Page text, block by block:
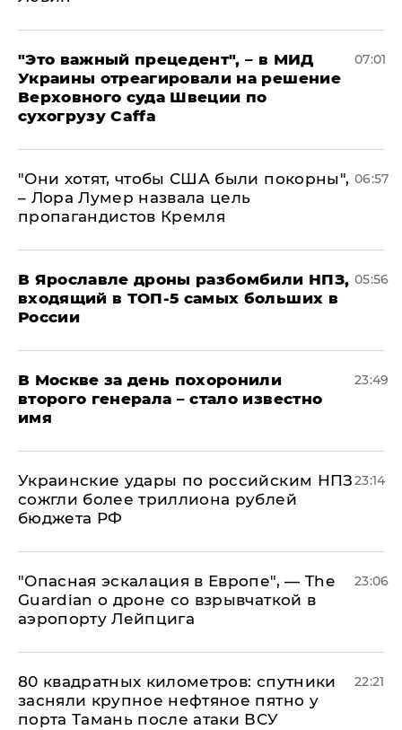
"Это важный прецедент", – в МИД
Украины отреагировали на решение
Верховного суда Швеции по
сухогрузу Caffa
07:01
"Они хотят, чтобы США были покорны",
– Лора Лумер назвала цель
пропагандистов Кремля
06:57
В Ярославле дроны разбомбили НПЗ,
входящий в ТОП-5 самых больших в
России
05:56
В Москве за день похоронили
второго генерала – стало известно
имя
23:49
Украинские удары по российским НПЗ
сожгли более триллиона рублей
бюджета РФ
23:14
"Опасная эскалация в Европе", — The
Guardian о дроне со взрывчаткой в
аэропорту Лейпцига
23:06
80 квадратных километров: спутники
засняли крупное нефтяное пятно у
порта Тамань после атаки ВСУ
22:21